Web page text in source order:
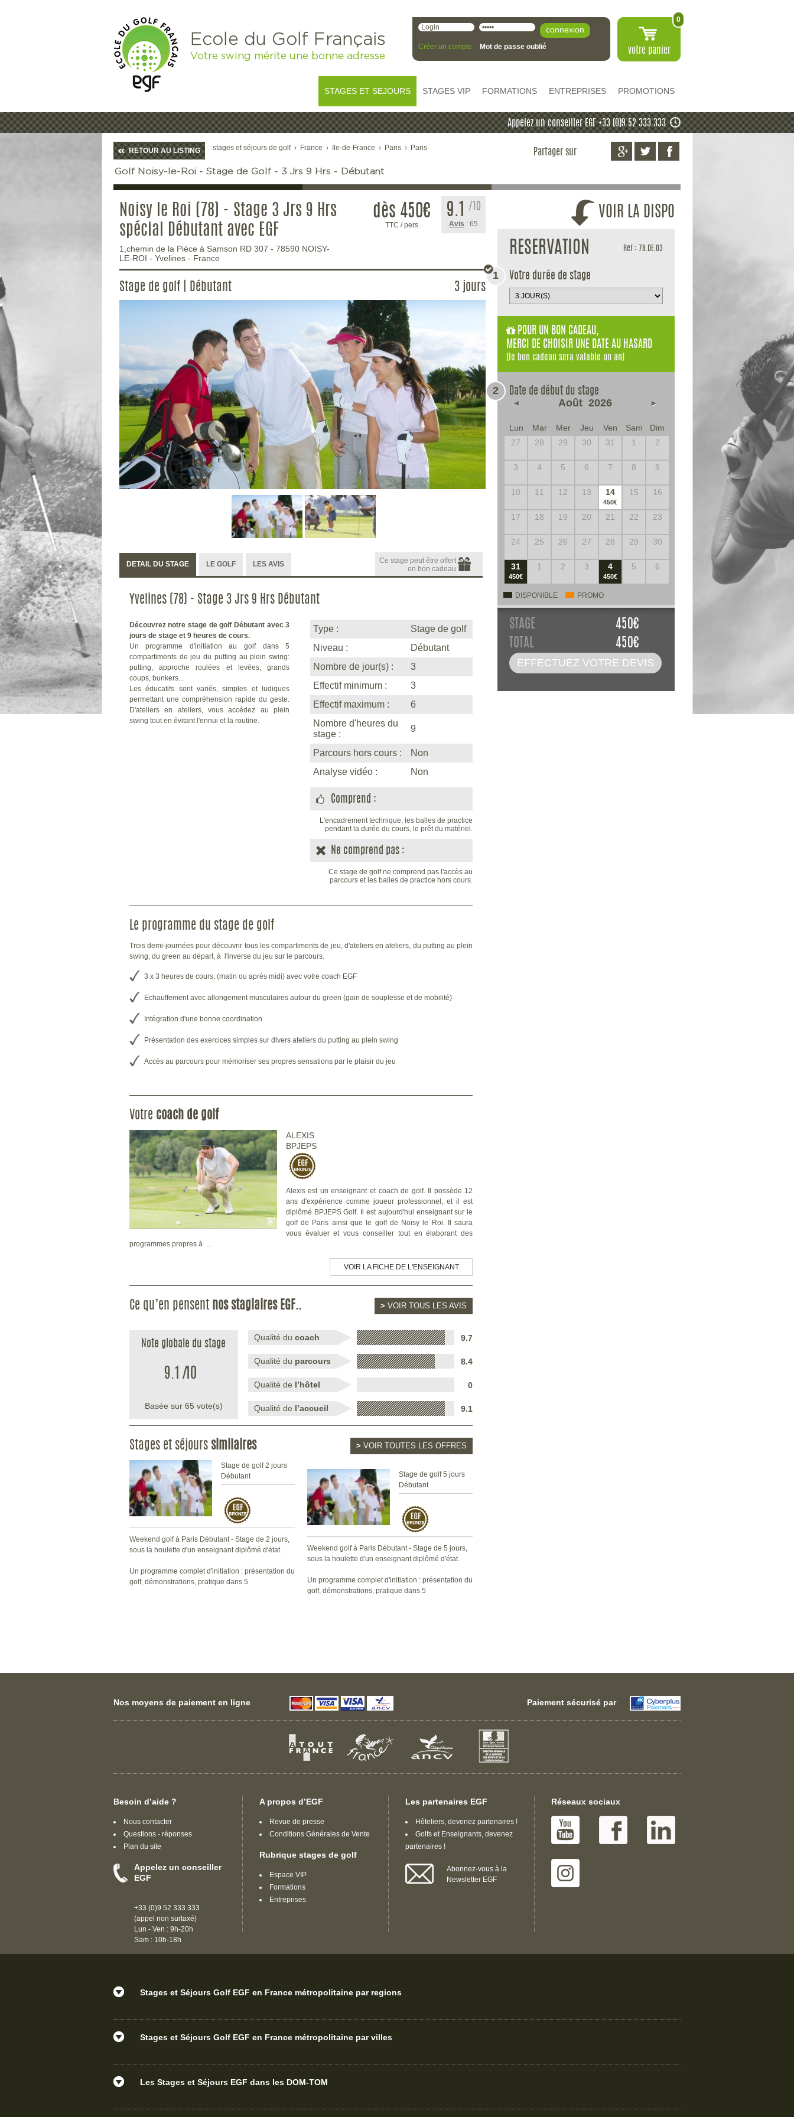
Ecole du Golf Français
Votre swing mérite une bonne adresse
Créer un compte Mot de passe oublié votre panier
0
STAGES ET SEJOURS STAGES VIP FORMATIONS ENTREPRISES PROMOTIONS
Appelez un conseiller EGF +33 (0)9 52 333 333
RETOUR AU LISTING stages et séjours de golf › France › Ile-de-France › Paris › Paris
Golf Noisy-le-Roi - Stage de Golf - 3 Jrs 9 Hrs - Débutant
Partager sur
Noisy le Roi (78) - Stage 3 Jrs 9 Hrs
spécial Débutant avec EGF
1,chemin de la Pièce à Samson RD 307 - 78590 NOISY-
LE-ROI - Yvelines - France
dès 450€
TTC / pers.
9.1 /10
Avis : 65
Stage de golf | Débutant 3 jours
Ce stage peut être offert
en bon cadeau
DETAIL DU STAGE LE GOLF LES AVIS
Yvelines (78) - Stage 3 Jrs 9 Hrs Débutant
Type :
Stage de golf
Niveau :
Débutant
Nombre de jour(s) :
3
Effectif minimum :
3
Effectif maximum :
6
Nombre d'heures du
stage :
9
Parcours hors cours :
Non
Analyse vidéo :
Non
Comprend :
L'encadrement technique, les balles de practice
pendant la durée du cours, le prêt du matériel.
Ne comprend pas :
Ce stage de golf ne comprend pas l'accès au
parcours et les balles de practice hors cours.
Découvrez notre stage de golf Débutant avec 3
jours de stage et 9 heures de cours.
Un programme d'initiation au golf dans 5
compartiments de jeu du putting au plein swing:
putting, approche roulées et levées, grands
coups, bunkers...
Les éducatifs sont variés, simples et ludiques
permettant une compréhension rapide du geste.
D'ateliers en ateliers, vous accédez au plein
swing tout en évitant l'ennui et la routine.
Le programme du stage de golf
Trois demi-journées pour découvrir tous les compartiments de jeu, d'ateliers en ateliers, du putting au plein
swing, du green au départ, à l'inverse du jeu sur le parcours.
3 x 3 heures de cours, (matin ou après midi) avec votre coach EGF
Echauffement avec allongement musculaires autour du green (gain de souplesse et de mobilité)
Intégration d'une bonne coordination
Présentation des exercices simples sur divers ateliers du putting au plein swing
Accès au parcours pour mémoriser ses propres sensations par le plaisir du jeu
Votre coach de golf
ALEXIS
BPJEPS
Alexis est un enseignant et coach de golf. Il possède 12
ans d'expérience comme joueur professionnel, et il est
diplômé BPJEPS Golf. Il est aujourd'hui enseignant sur le
golf de Paris ainsi que le golf de Noisy le Roi. Il saura
vous évaluer et vous conseiller tout en élaborant des
programmes propres à ...
VOIR LA FICHE DE L'ENSEIGNANT
Ce qu’en pensent nos stagiaires EGF.. > VOIR TOUS LES AVIS
Note globale du stage
9.1 /
10
Basée sur 65 vote(s)
Qualité ducoach 9.7
Qualité du parcours 8.4
Qualité de l’hôtel 0
Qualité de l’accueil 9.1
Stages et séjours similaires > VOIR TOUTES LES OFFRES
Stage de golf 2 jours
Débutant
Weekend golf à Paris Débutant - Stage de 2 jours,
sous la houlette d'un enseignant diplômé d'état.
Un programme complet d'initiation : présentation du
golf, démonstrations, pratique dans 5
Stage de golf 5 jours
Débutant
Weekend golf à Paris Débutant - Stage de 5 jours,
sous la houlette d'un enseignant diplômé d'état.
Un programme complet d'initiation : présentation du
golf, démonstrations, pratique dans 5
VOIR LA DISPO
RESERVATION Ref : 78.DE.03
1 Votre durée de stage
POUR UN BON CADEAU,
MERCI DE CHOISIR UNE DATE AU HASARD
(le bon cadeau sera valable un an)
2 Date de début du stage
◄ Août 2026 ►
Lun Mar Mer Jeu Ven Sam
Dim
27
28 29 30 31 1 2
3 4 5 6 7 8 9
10 11 12 13 14
450€
15 16
17 18 19 20 21 22 23
24 25 26 27 28 29 30
31
450€
1 2 3 4
450€
5 6
DISPONIBLE PROMO
STAGE 450€
TOTAL
450€
Nos moyens de paiement en ligne Paiement sécurisé par
Besoin d’aide ?
Nous contacter
Questions - réponses
Plan du site
Appelez un conseiller
EGF
+33 (0)9 52 333 333
(appel non surtaxé)
Lun - Ven : 9h-20h
Sam : 10h-18h
A propos d’EGF
Revue de presse
Conditions Générales de Vente
Rubrique stages de golf
Espace VIP
Formations
Entreprises
Les partenaires EGF
Hôteliers, devenez partenaires !
Golfs et Enseignants, devenez
partenaires !
Abonnez-vous à la
Newsletter EGF
Réseaux sociaux
Stages et Séjours Golf EGF en France métropolitaine par regions
Stages et Séjours Golf EGF en France métropolitaine par villes
Les Stages et Séjours EGF dans les DOM-TOM